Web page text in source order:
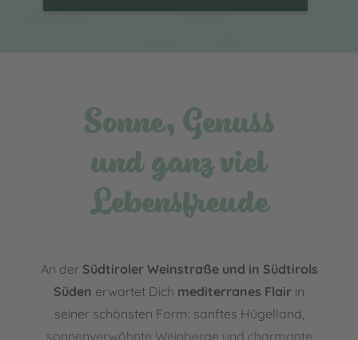
Sonne, Genuss
und ganz viel
Lebensfreude
An der Südtiroler Weinstraße und in Südtirols
Süden erwartet Dich mediterranes Flair in
seiner schönsten Form: sanftes Hügelland,
sonnenverwöhnte Weinberge und charmante